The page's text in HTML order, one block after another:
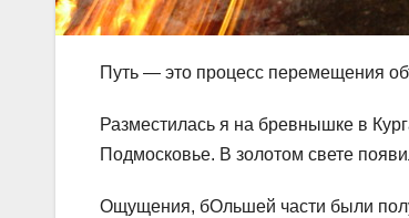
Путь — это процесс перемещения
Разместилась я на бревнышке в
Подмосковье. В золотом свете
Ощущения, бОльшей части были